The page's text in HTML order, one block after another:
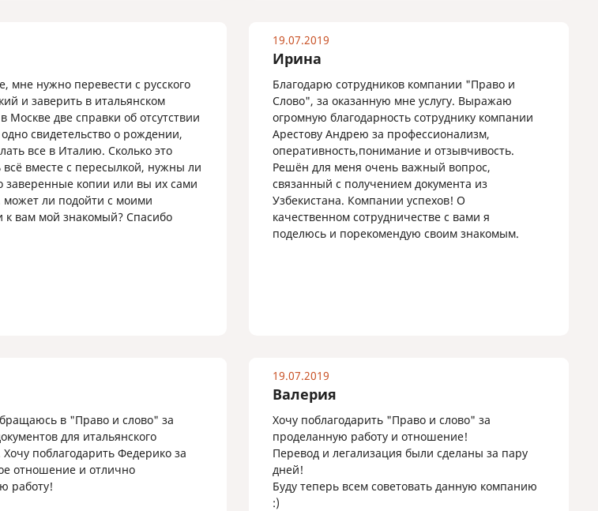
мне нужно перевести с русского
и заверить в итальянском
Москве две справки об отсутствии
свидетельство о рождении,
все в Италию. Сколько это
всё вместе с пересылкой, нужны ли
заверенные копии или вы их сами
может ли подойти с моими
к вам мой знакомый? Спасибо
19.07.2019
Ирина
Благодарю сотрудников компании "Право и
Слово", за оказанную мне услугу. Выражаю
огромную благодарность сотруднику компании
Арестову Андрею за профессионализм,
оперативность,понимание и отзывчивость.
Решён для меня очень важный вопрос,
связанный с получением документа из
Узбекистана. Компании успехов! О
качественном сотрудничестве с вами я
поделюсь и порекомендую своим знакомым.
в "Право и слово" за
для итальянского
Хочу поблагодарить Федерико за
отношение и отлично
работу!
19.07.2019
Валерия
Хочу поблагодарить "Право и слово" за
проделанную работу и отношение!
Перевод и легализация были сделаны за пару
дней!
Буду теперь всем советовать данную компанию
:)